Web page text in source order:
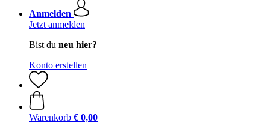
Anmelden
Jetzt anmelden
Bist du neu hier?
Konto erstellen
Warenkorb € 0,00